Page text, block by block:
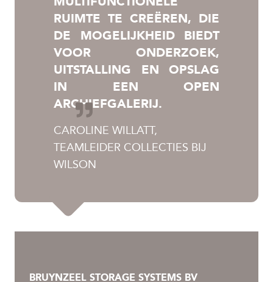
RUIMTE TE CREËREN, DIE
DE MOGELIJKHEID BIEDT
VOOR ONDERZOEK,
UITSTALLING EN OPSLAG
IN EEN OPEN
ARCHIEFGALERIJ.
CAROLINE WILLATT,
TEAMLEIDER COLLECTIES BIJ
WILSON
BRUYNZEEL STORAGE SYSTEMS BV